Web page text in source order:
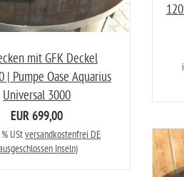
mit GFK Deckel
| Pumpe Oase Aquarius
Universal 3000
EUR 699,00
UStversandkostenfrei DE
Inseln)